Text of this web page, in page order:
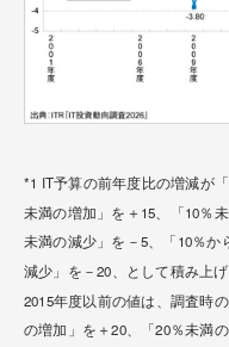
*1 IT予算の前年度比の増減が
未満の増加」を＋15、「10％
未満の減少」を－5、「10％か
減少」を－20、として積み上
2015年度以前の値は、調査時
の増加」を＋20、「20％未満